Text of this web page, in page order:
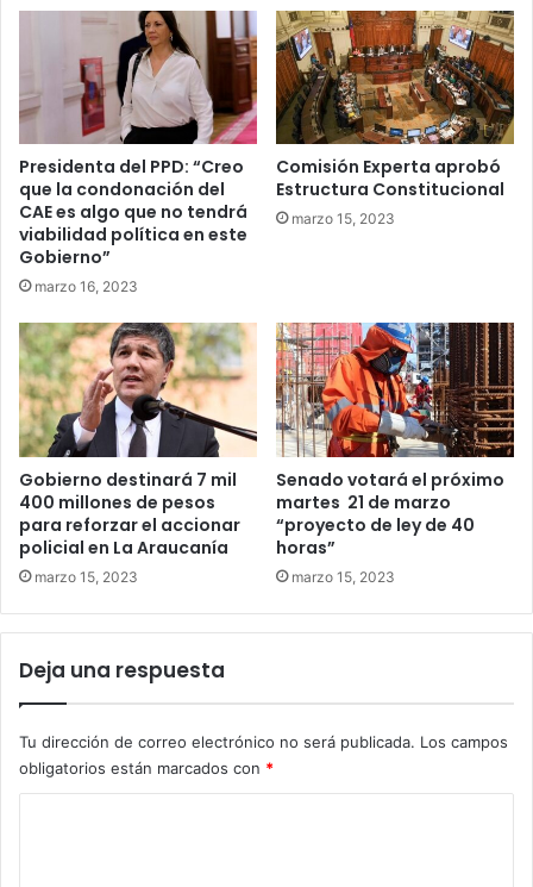
Presidenta del PPD: “Creo
que la condonación del
CAE es algo que no tendrá
viabilidad política en este
Gobierno”
marzo 16, 2023
Comisión Experta aprobó
Estructura Constitucional
marzo 15, 2023
Gobierno destinará 7 mil
400 millones de pesos
para reforzar el accionar
policial en La Araucanía
marzo 15, 2023
Senado votará el próximo
martes 21 de marzo
“proyecto de ley de 40
horas”
marzo 15, 2023
Deja una respuesta
Tu dirección de correo electrónico no será publicada. Los campos
obligatorios están marcados con *